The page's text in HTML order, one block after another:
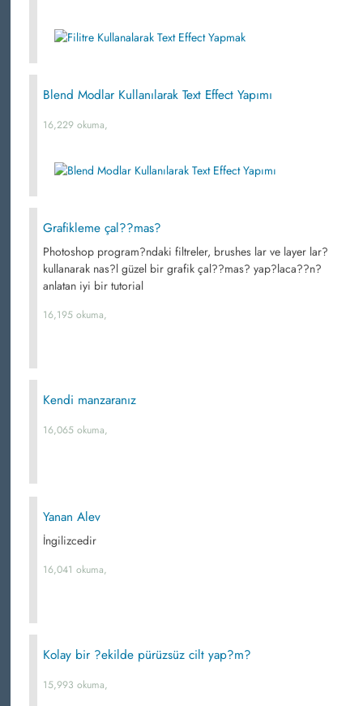
Blend Modlar Kullanılarak Text Effect Yapımı
16,229 okuma,
Grafikleme çal??mas?
Photoshop program?ndaki filtreler, brushes lar ve layer lar?
kullanarak nas?l güzel bir grafik çal??mas? yap?laca??n?
anlatan iyi bir tutorial
16,195 okuma,
Kendi manzaranız
16,065 okuma,
Yanan Alev
İngilizcedir
16,041 okuma,
Kolay bir ?ekilde pürüzsüz cilt yap?m?
15,993 okuma,